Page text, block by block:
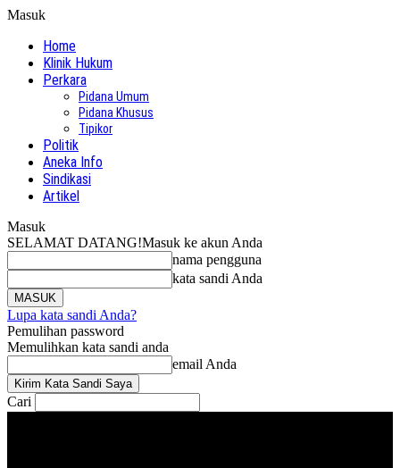
Masuk
Home
Klinik Hukum
Perkara
Pidana Umum
Pidana Khusus
Tipikor
Politik
Aneka Info
Sindikasi
Artikel
Masuk
SELAMAT DATANG!Masuk ke akun Anda
nama pengguna
kata sandi Anda
Lupa kata sandi Anda?
Pemulihan password
Memulihkan kata sandi anda
email Anda
Cari